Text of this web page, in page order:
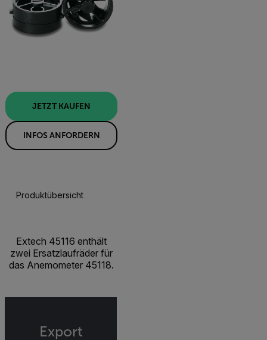
JETZT KAUFEN
INFOS ANFORDERN
Produktübersicht
Extech 45116 enthält
zwei Ersatzlaufräder für
das Anemometer 45118.
Export